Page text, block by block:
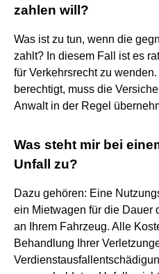
zahlen will?
Was ist zu tun, wenn die
zahlt? In diesem Fall ist es
für Verkehrsrecht zu
berechtigt, muss die
Anwalt in der Regel
Was steht mir bei
Unfall zu?
Dazu gehören: Eine
ein Mietwagen für die Dauer
an Ihrem Fahrzeug. Alle
Behandlung Ihrer